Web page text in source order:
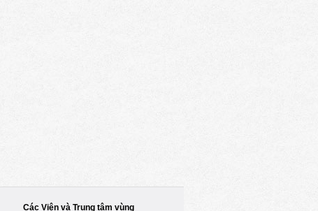
Các Viện và Trung tâm vùng